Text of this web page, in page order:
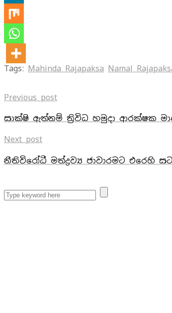
Tags: Mahinda Rajapaksa Namal
Previous post
සාක්ෂි ඇත්නම් ත්‍රිවිධ හමුදා ආරක්‌ෂක
Next post
නීතිවිරෝධී මත්ද්‍රව්‍ය ජාවාරමට එරෙහි